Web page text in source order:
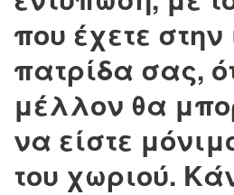
που έχετε στην
πατρίδα σας,
μέλλον θα
να είστε
του χωριού.